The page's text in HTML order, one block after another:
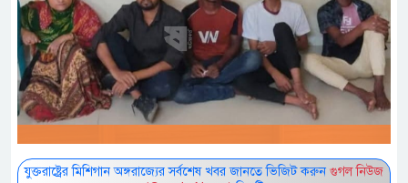
যুক্তরাষ্ট্রের মিশিগান অঙ্গরাজ্যের সর্বশেষ খবর জানতে ভিজিট করুন গুগল নিউজ